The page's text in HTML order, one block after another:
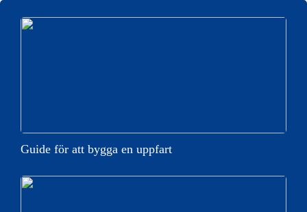
Guide för att bygga en uppfart